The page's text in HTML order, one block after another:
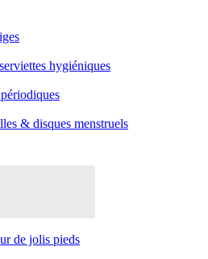
hygiéniques
& disques menstruels
de jolis pieds